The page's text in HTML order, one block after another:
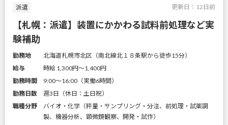
派遣 更新日： 12日前
【札幌：派遣】装置にかかわる試料前処理など実
験補助
勤務地
北海道札幌市北区（南北線北１８条駅から徒歩15分）
給与
時給 1,300円〜1,400円
勤務時間
9:00～16:00（実働6時間）
勤務日数
週3日（休日：土日祝）
職種分野
バイオ・化学（秤量・サンプリング・分注、前処理・試薬調
製、機器分析、顕微鏡観察、開発・試作）